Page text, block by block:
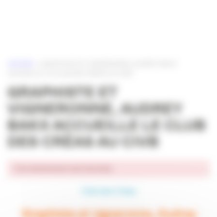
GRAPHISTE ET
VIGNERONNE, AUDREY
BAKX ACCUEILLE LE CLUB
DES CRÉAS AU CIVB